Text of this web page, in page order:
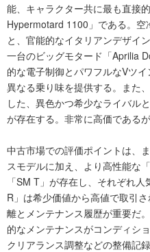
能、キャラクター共に最も直接
Hypermotard 1100」である。
と、官能的なイタリアンデザイ
一台のビッグモタード「Aprilia
的な電子制御とパワフルなVツ
異なる乗り味を提供する。また
した、異色かつ希少なライバル
が存在する。非常に高価である
中古市場での評価ポイントは、
スモデルに加え、より高性能な
「SM T」が存在し、それぞれ
R」は希少価値から高値で取引
離とメンテナンス履歴が重要だ
的なメンテナンスがコンディシ
クリアランス調整などの整備記